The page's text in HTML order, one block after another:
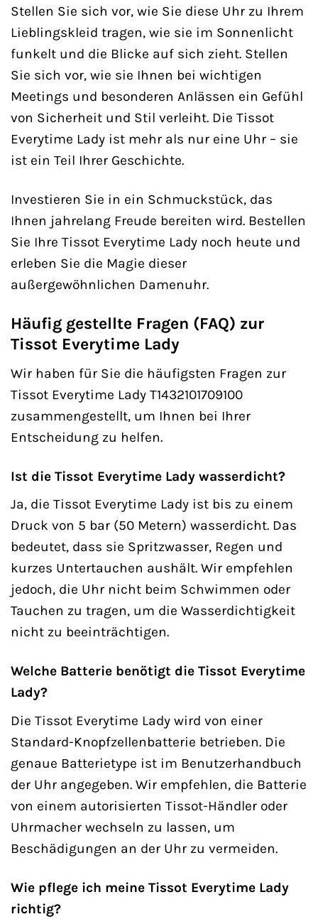
Stellen Sie sich vor, wie Sie diese Uhr zu Ihrem
Lieblingskleid tragen, wie sie im Sonnenlicht
funkelt und die Blicke auf sich zieht. Stellen
Sie sich vor, wie sie Ihnen bei wichtigen
Meetings und besonderen Anlässen ein Gefühl
von Sicherheit und Stil verleiht. Die Tissot
Everytime Lady ist mehr als nur eine Uhr – sie
ist ein Teil Ihrer Geschichte.
Investieren Sie in ein Schmuckstück, das
Ihnen jahrelang Freude bereiten wird. Bestellen
Sie Ihre Tissot Everytime Lady noch heute und
erleben Sie die Magie dieser
außergewöhnlichen Damenuhr.
Häufig gestellte Fragen (FAQ) zur
Tissot Everytime Lady
Wir haben für Sie die häufigsten Fragen zur
Tissot Everytime Lady T1432101709100
zusammengestellt, um Ihnen bei Ihrer
Entscheidung zu helfen.
Ist die Tissot Everytime Lady wasserdicht?
Ja, die Tissot Everytime Lady ist bis zu einem
Druck von 5 bar (50 Metern) wasserdicht. Das
bedeutet, dass sie Spritzwasser, Regen und
kurzes Untertauchen aushält. Wir empfehlen
jedoch, die Uhr nicht beim Schwimmen oder
Tauchen zu tragen, um die Wasserdichtigkeit
nicht zu beeinträchtigen.
Welche Batterie benötigt die Tissot Everytime
Lady?
Die Tissot Everytime Lady wird von einer
Standard-Knopfzellenbatterie betrieben. Die
genaue Batterietype ist im Benutzerhandbuch
der Uhr angegeben. Wir empfehlen, die Batterie
von einem autorisierten Tissot-Händler oder
Uhrmacher wechseln zu lassen, um
Beschädigungen an der Uhr zu vermeiden.
Wie pflege ich meine Tissot Everytime Lady
richtig?